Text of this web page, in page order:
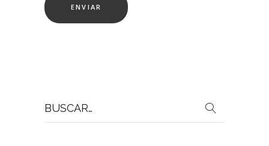
por: